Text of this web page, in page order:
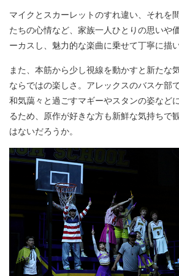
マイクとスカーレットのすれ違い、それを
たちの心情など、家族一人ひとりの思いや
ーカスし、魅力的な楽曲に乗せて丁寧に描
また、本筋から少し視線を動かすと新たな
ならではの楽しさ。アレックスのバスケ部
和気藹々と過ごすマギーやスタンの姿など
るため、原作が好きな方も新鮮な気持ちで
はないだろうか。